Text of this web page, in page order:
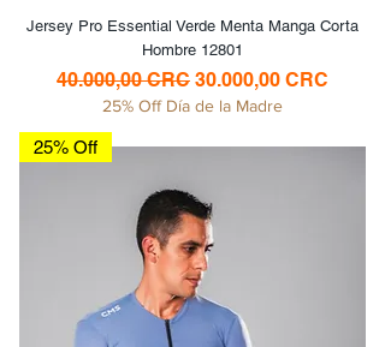
Jersey Pro Essential Verde Menta Manga Corta
Hombre 12801
Precio
40.000,00 CRC Precio de oferta
30.000,00 CRC
25% Off Día de la Madre
25% Off